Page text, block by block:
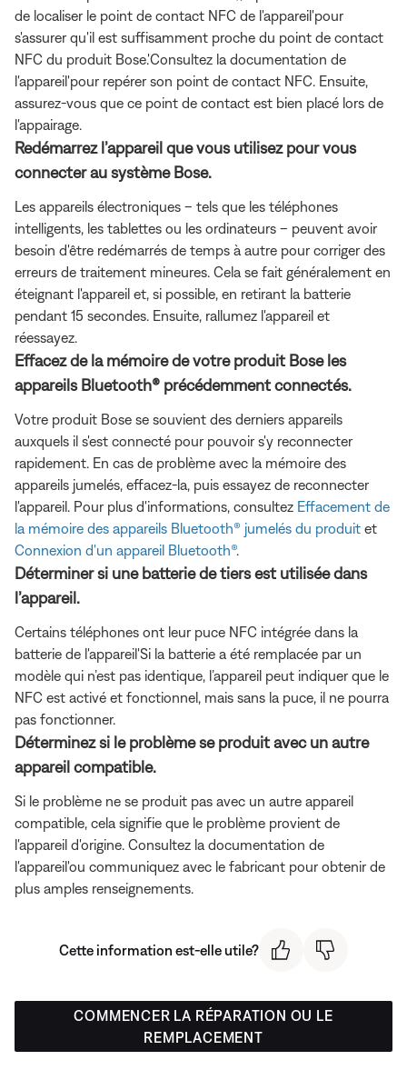
de localiser le point de contact NFC de l'appareil'pour
s'assurer qu'il est suffisamment proche du point de contact
NFC du produit Bose.'Consultez la documentation de
l'appareil'pour repérer son point de contact NFC. Ensuite,
assurez-vous que ce point de contact est bien placé lors de
l'appairage.
Redémarrez l’appareil que vous utilisez pour vous
connecter au système Bose.
Les appareils électroniques – tels que les téléphones
intelligents, les tablettes ou les ordinateurs – peuvent avoir
besoin d'être redémarrés de temps à autre pour corriger des
erreurs de traitement mineures. Cela se fait généralement en
éteignant l'appareil et, si possible, en retirant la batterie
pendant 15 secondes. Ensuite, rallumez l'appareil et
réessayez.
Effacez de la mémoire de votre produit Bose les
appareils Bluetooth® précédemment connectés.
Votre produit Bose se souvient des derniers appareils
auxquels il s'est connecté pour pouvoir s'y reconnecter
rapidement. En cas de problème avec la mémoire des
appareils jumelés, effacez-la, puis essayez de reconnecter
l'appareil. Pour plus d'informations, consultez Effacement de
la mémoire des appareils Bluetooth® jumelés du produit et
Connexion d'un appareil Bluetooth®.
Déterminer si une batterie de tiers est utilisée dans
l’appareil.
Certains téléphones ont leur puce NFC intégrée dans la
batterie de l'appareil'Si la batterie a été remplacée par un
modèle qui n’est pas identique, l’appareil peut indiquer que le
NFC est activé et fonctionnel, mais sans la puce, il ne pourra
pas fonctionner.
Déterminez si le problème se produit avec un autre
appareil compatible.
Si le problème ne se produit pas avec un autre appareil
compatible, cela signifie que le problème provient de
l'appareil d'origine. Consultez la documentation de
l'appareil'ou communiquez avec le fabricant pour obtenir de
plus amples renseignements.
Cette information est-elle utile?
COMMENCER LA RÉPARATION OU LE
REMPLACEMENT